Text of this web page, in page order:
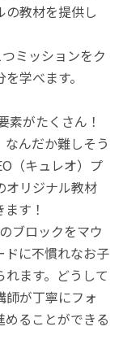
の教材を提供し
ミッションをク
学べます。
がたくさん！
なんだか難しそう
（キュレオ）プ
オリジナル教材
す！
ブロックをマウ
ドに不慣れなお子
ます。どうして
師が丁寧にフォ
ることができる